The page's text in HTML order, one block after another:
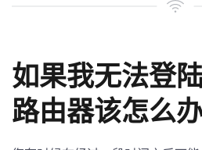
如果我无法登
路由器该怎么办